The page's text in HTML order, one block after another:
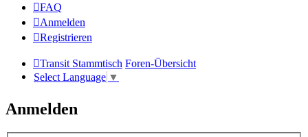
FAQ
Anmelden
Registrieren
Transit Stammtisch Foren-Übersicht
Select Language ▼
Anmelden